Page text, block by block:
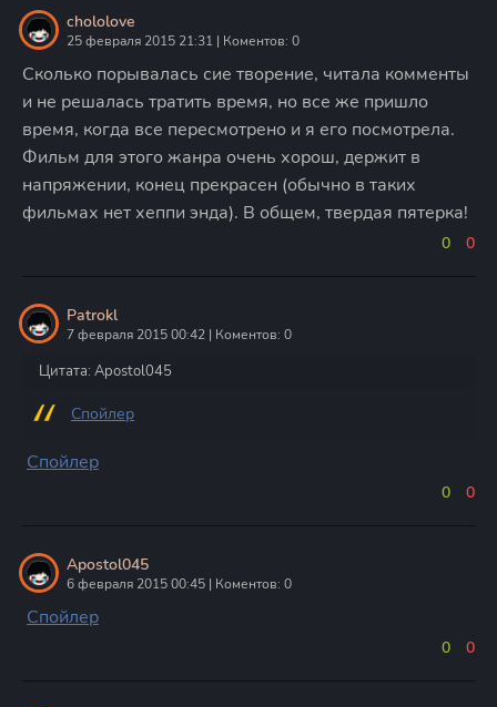
chololove
25 февраля 2015 21:31 | Коментов: 0
Сколько порывалась сие творение, читала комменты
и не решалась тратить время, но все же пришло
время, когда все пересмотрено и я его посмотрела.
Фильм для этого жанра очень хорош, держит в
напряжении, конец прекрасен (обычно в таких
фильмах нет хеппи энда). В общем, твердая пятерка!
0 0
Patrokl
7 февраля 2015 00:42 | Коментов: 0
Цитата: Apostol045
Спойлер
Спойлер
0 0
Apostol045
6 февраля 2015 00:45 | Коментов: 0
Спойлер
0 0